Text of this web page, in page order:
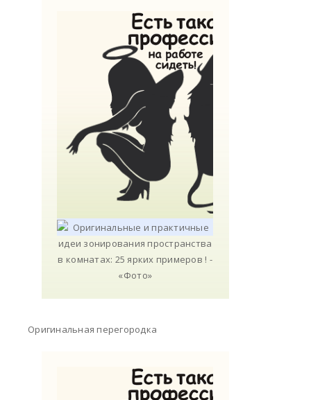
Оригинальная перегородка